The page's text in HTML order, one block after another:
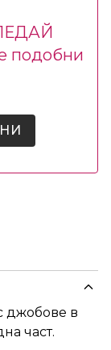
подобни
джобове в
част.